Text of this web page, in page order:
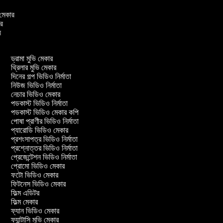
ড্রামা মুভি মেকার
থ্রিলার মুভি মেকার
দিনের গল্প ভিডিও নির্মাতা
নিউজ ভিডিও নির্মাতা
নেচার ভিডিও মেকার
পডকাস্ট ভিডিও নির্মাতা
পডকাস্ট ভিডিও মেকার কপি
পোষা প্রাণীর ভিডিও নির্মাতা
প্যারোডি ভিডিও মেকার
প্রশংসাপত্র ভিডিও নির্মাতা
প্রশ্নোত্তর ভিডিও নির্মাতা
প্রেজেন্টেশন ভিডিও নির্মাতা
প্রোমো ভিডিও মেকার
ফটো ভিডিও মেকার
ফিটনেস ভিডিও মেকার
ফিল্ম এডিটর
ফিল্ম মেকার
ফ্যান ভিডিও মেকার
ফ্যান্টাসি মুভি মেকার